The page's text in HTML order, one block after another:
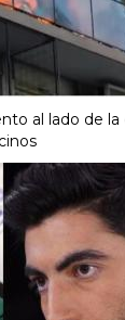
al lado de la